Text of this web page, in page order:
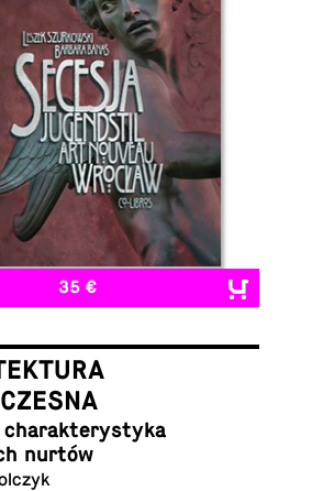
35 €
charak­terystyka
nurtów